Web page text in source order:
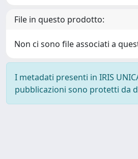
File in questo prodotto:
Non ci sono file associati a
I metadati presenti in IRIS
pubblicazioni sono protetti da